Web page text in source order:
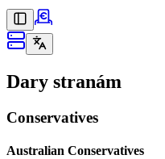
Dary stranám
Conservatives
Australian Conservatives